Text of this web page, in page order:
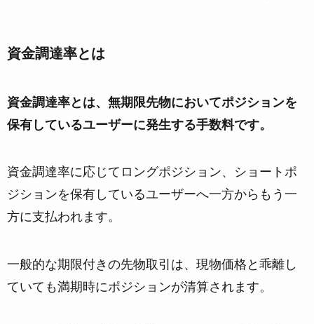
資金調達率とは
資金調達率とは、無期限先物においてポジションを
保有しているユーザーに発生する手数料です。
資金調達率に応じてロングポジション、ショートポ
ジションを保有しているユーザーへ一方からもう一
方に支払われます。
一般的な期限付きの先物取引は、現物価格と乖離し
ていても満期時にポジションが清算されます。